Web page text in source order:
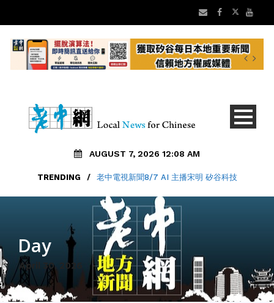
AUGUST 7, 2026 12:08 AM
TRENDING / 老中電視新聞8/7 AI 主播宋明 矽谷科技
Day
April 30, 2026